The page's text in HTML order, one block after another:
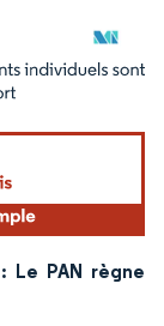
attribution sous CC BY
Le PAN règne